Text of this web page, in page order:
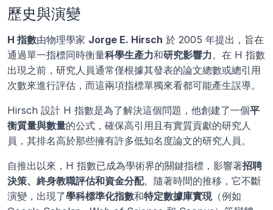
歷史與演變
H 指數由物理學家 Jorge E. Hirsch 於 2005 年提出，旨在
通過單一指標同時衡量科學生產力和研究影響力。在 H 指數
出現之前，研究人員通常僅根據其發表的論文總數或總引用
次數來進行評估，而這兩項指標單獨來看都可能產生誤導。
Hirsch 設計 H 指數是為了解決這個問題，他創建了一個平
衡質量與數量的公式，確保高引用且有實質貢獻的研究人
員，其排名高於那些擁有許多低知名度論文的研究人員。
自推出以來，H 指數已成為學術界的關鍵指標，影響著招聘
決策、終身教職評估和資金分配。隨著時間的推移，它不斷
演變，出現了學科標準化指數和特定數據庫實現（例如